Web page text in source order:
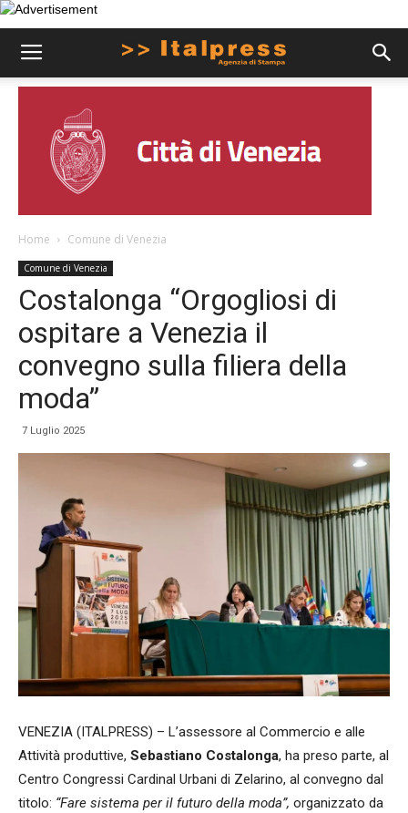
Home Comune di Venezia
Comune di Venezia
Costalonga “Orgogliosi di
ospitare a Venezia il
convegno sulla filiera della
moda”
7 Luglio 2025
VENEZIA (ITALPRESS) – L’assessore al Commercio e alle
Attività produttive, Sebastiano Costalonga, ha preso parte, al
Centro Congressi Cardinal Urbani di Zelarino, al convegno dal
titolo: “Fare sistema per il futuro della moda”, organizzato da